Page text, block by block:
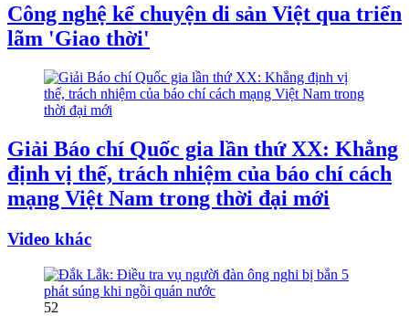
Công nghệ kể chuyện di sản Việt qua triển
lãm 'Giao thời'
Giải Báo chí Quốc gia lần thứ XX: Khẳng
định vị thế, trách nhiệm của báo chí cách
mạng Việt Nam trong thời đại mới
Video khác
52